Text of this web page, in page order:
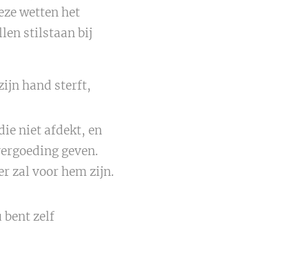
wetten het
stilstaan bij
hand sterft,
niet afdekt, en
geven.
zal voor hem zijn.
bent zelf